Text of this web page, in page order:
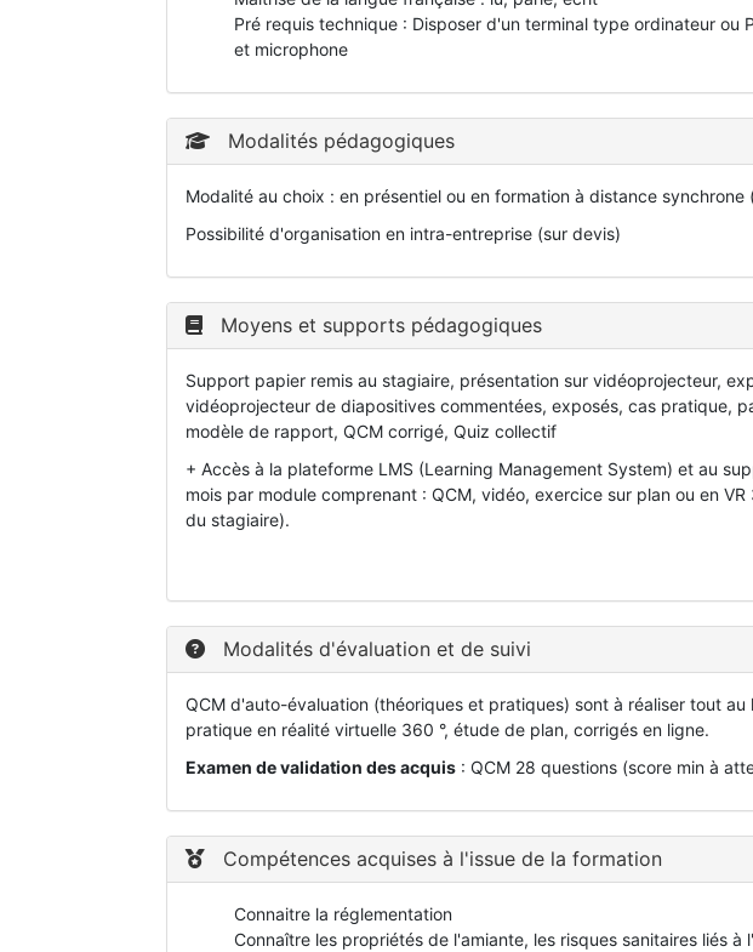
Pré requis technique : Disposer d'un terminal type ordinateur ou
et microphone
Modalités pédagogiques
Modalité au choix : en présentiel ou en formation à distance synchrone
Possibilité d'organisation en intra-entreprise (sur devis)
Moyens et supports pédagogiques
Support papier remis au stagiaire, présentation sur vidéoprojecteur,
vidéoprojecteur de diapositives commentées, exposés, cas pratique,
modèle de rapport, QCM corrigé, Quiz collectif
+ Accès à la plateforme LMS (Learning Management System) et au
mois par module comprenant : QCM, vidéo, exercice sur plan ou en
du stagiaire).
Modalités d'évaluation et de suivi
QCM d'auto-évaluation (théoriques et pratiques) sont à réaliser tout
pratique en réalité virtuelle 360 °, étude de plan, corrigés en ligne.
Examen de validation des acquis : QCM 28 questions (score min à
Compétences acquises à l'issue de la formation
Connaitre la réglementation
Connaître les propriétés de l'amiante, les risques sanitaires liés